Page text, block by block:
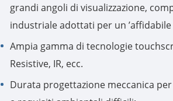
grandi angoli di visualizzazione,
industriale adottati per un
Ampia gamma di tecnologie
Resistive, IR, ecc.
Durata progettazione meccanica